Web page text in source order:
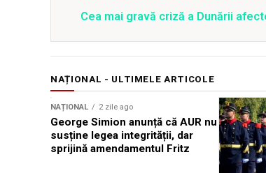
Cea mai gravă criză a Dunării
NAȚIONAL - ULTIMELE ARTICOLE
NAȚIONAL 2 zile ago
George Simion anunță că AUR nu
susține legea integrității, dar
sprijină amendamentul Fritz